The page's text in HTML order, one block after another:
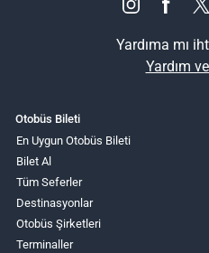
Yardıma mı
Yardım
Otobüs Bileti
En Uygun Otobüs Bileti
Bilet Al
Tüm Seferler
Destinasyonlar
Otobüs Şirketleri
Terminaller